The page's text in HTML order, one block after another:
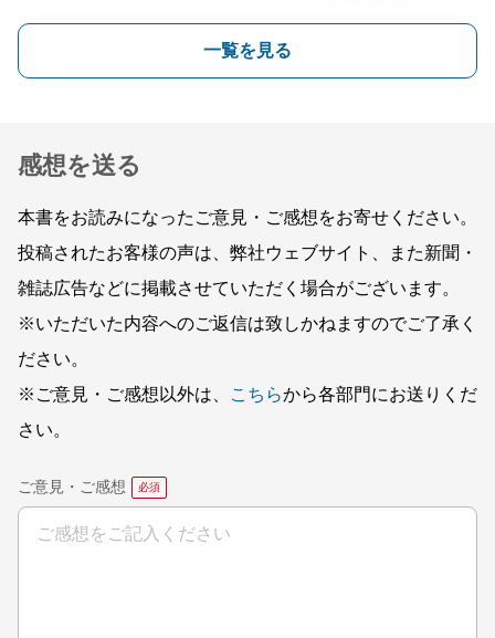
一覧を見る
感想を送る
本書をお読みになったご意見・ご感想をお寄せください。
投稿されたお客様の声は、弊社ウェブサイト、また新聞・
雑誌広告などに掲載させていただく場合がございます。
※いただいた内容へのご返信は致しかねますのでご了承く
ださい。
※ご意見・ご感想以外は、
こちらから各部門にお送りくだ
さい。
ご意見・ご感想